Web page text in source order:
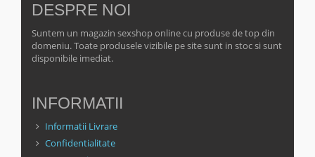
DESPRE NOI
Suntem un magazin sexshop online cu produse de top din
domeniu. Toate produsele vizibile pe site sunt in stoc si sunt
disponibile imediat.
INFORMATII
Informatii Livrare
Confidentialitate